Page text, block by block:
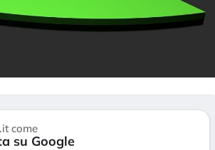
come
su Google
«La mia vita è rovinata». Investitori
Kospi, mentre gli investitori retail
30 luglio 2026